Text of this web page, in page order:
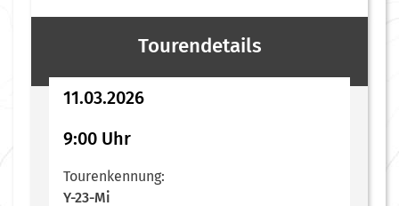
Tourendetails
11.03.2026
9:00 Uhr
Tourenkennung:
Y-23-Mi